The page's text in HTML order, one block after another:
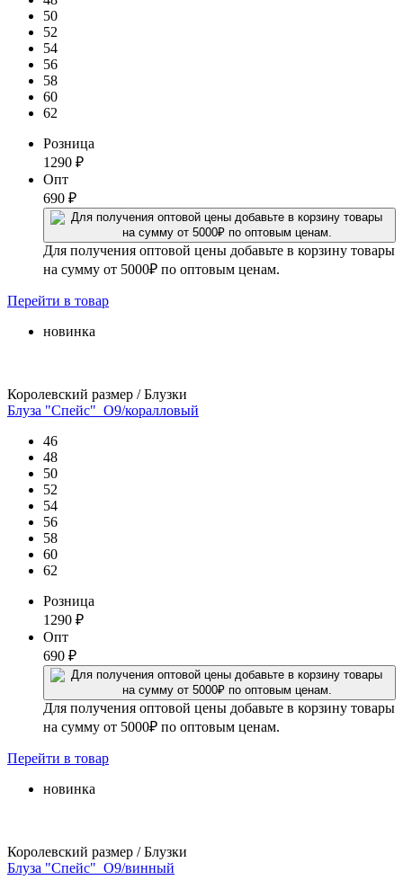
50
52
54
56
58
60
62
Розница
1290 ₽
Опт
690 ₽
Для получения оптовой цены добавьте в корзину товары
на сумму от 5000₽ по оптовым ценам.
Перейти в товар
новинка
Королевский размер / Блузки
Блуза "Спейс"_О9/коралловый
46
48
50
52
54
56
58
60
62
Розница
1290 ₽
Опт
690 ₽
Для получения оптовой цены добавьте в корзину товары
на сумму от 5000₽ по оптовым ценам.
Перейти в товар
новинка
Королевский размер / Блузки
Блуза "Спейс"_О9/винный